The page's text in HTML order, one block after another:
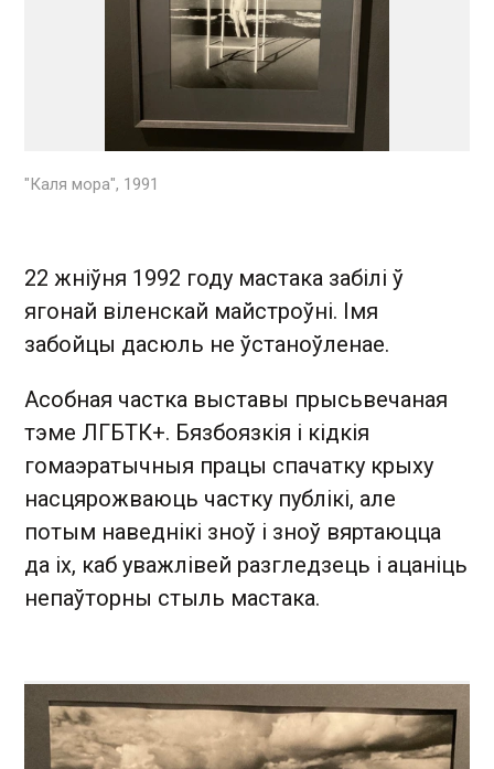
"Каля мора", 1991
22 жніўня 1992 году мастака забілі ў
ягонай віленскай майстроўні. Імя
забойцы дасюль не ўстаноўленае.
Асобная частка выставы прысьвечаная
тэме ЛГБТК+. Бязбоязкія і кідкія
гомаэратычныя працы спачатку крыху
насцярожваюць частку публікі, але
потым наведнікі зноў і зноў вяртаюцца
да іх, каб уважлівей разгледзець і ацаніць
непаўторны стыль мастака.